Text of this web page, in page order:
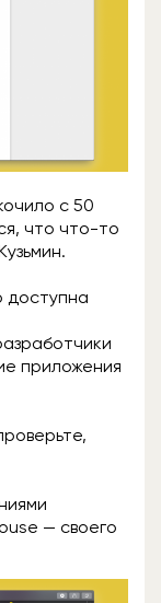
с 50
что что-то
доступна
приложения
— своего